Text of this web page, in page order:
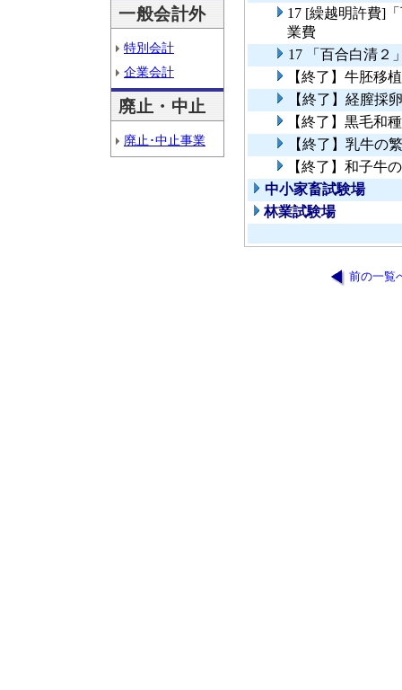
一般会計外
特別会計
企業会計
廃止・中止
廃止･中止事業
17 [繰越明許費]
業費
17 「百合白清２
【終了】牛胚移
【終了】経膣採
【終了】黒毛和
【終了】乳牛の
【終了】和子牛
中小家畜試験場
林業試験場
前の一覧